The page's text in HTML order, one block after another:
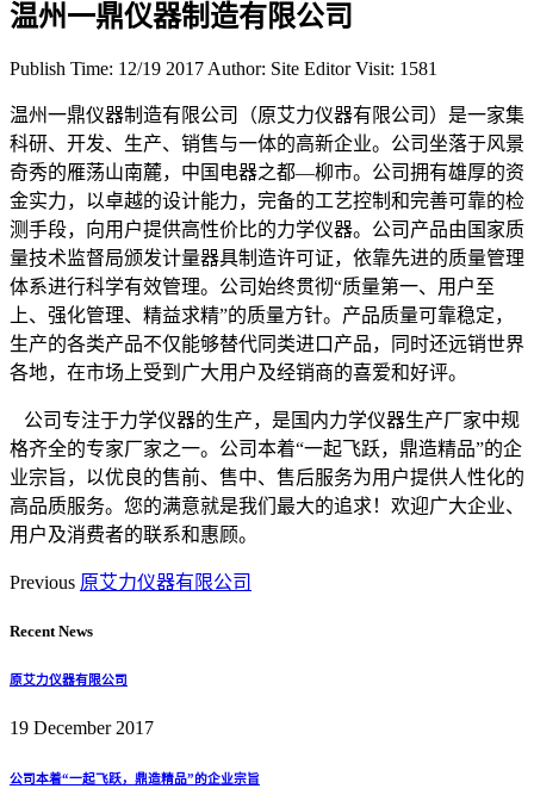
温州一鼎仪器制造有限公司
Publish Time: 12/19 2017 Author: Site Editor Visit: 1581
温州一鼎仪器制造有限公司（原艾力仪器有限公司）是一家集
科研、开发、生产、销售与一体的高新企业。公司坐落于风景
奇秀的雁荡山南麓，中国电器之都—柳市。公司拥有雄厚的资
金实力，以卓越的设计能力，完备的工艺控制和完善可靠的检
测手段，向用户提供高性价比的力学仪器。公司产品由国家质
量技术监督局颁发计量器具制造许可证，依靠先进的质量管理
体系进行科学有效管理。公司始终贯彻“质量第一、用户至
上、强化管理、精益求精”的质量方针。产品质量可靠稳定，
生产的各类产品不仅能够替代同类进口产品，同时还远销世界
各地，在市场上受到广大用户及经销商的喜爱和好评。
公司专注于力学仪器的生产，是国内力学仪器生产厂家中规
格齐全的专家厂家之一。公司本着“一起飞跃，鼎造精品”的企
业宗旨，以优良的售前、售中、售后服务为用户提供人性化的
高品质服务。您的满意就是我们最大的追求！欢迎广大企业、
用户及消费者的联系和惠顾。
Previous 原艾力仪器有限公司
Recent News
原艾力仪器有限公司
19 December 2017
公司本着“一起飞跃，鼎造精品”的企业宗旨